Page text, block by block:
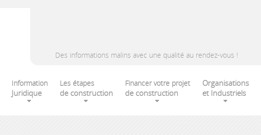
Des informations malins avec une qualité au rendez-vous !
Information
Juridique
Les étapes
de construction
Financer votre projet
de construction
Organisations
et Industriels